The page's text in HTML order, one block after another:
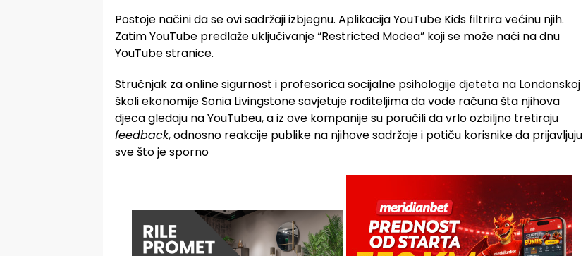
Postoje načini da se ovi sadržaji izbjegnu. Aplikacija YouTube Kids filtrira većinu njih.
Zatim YouTube predlaže uključivanje “Restricted Modea” koji se može naći na dnu
YouTube stranice.
Stručnjak za online sigurnost i profesorica socijalne psihologije djeteta na Londonskoj
školi ekonomije Sonia Livingstone savjetuje roditeljima da vode računa šta njihova
djeca gledaju na YouTubeu, a iz ove kompanije su poručili da vrlo ozbiljno tretiraju
feedback, odnosno reakcije publike na njihove sadržaje i potiču korisnike da prijavljuju
sve što je sporno